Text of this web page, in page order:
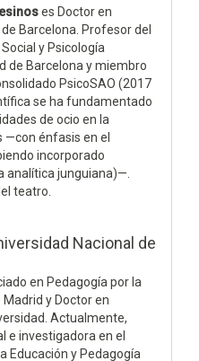
es Doctor en
Barcelona. Profesor del
y Psicología
de Barcelona y miembro
PsicoSAO (2017
se ha fundamentado
de ocio en la
—con énfasis en el
incorporado
analítica junguiana)—.
teatro.
Nacional de
en Pedagogía por la
y Doctor en
Actualmente,
e investigadora en el
Educación y Pedagogía